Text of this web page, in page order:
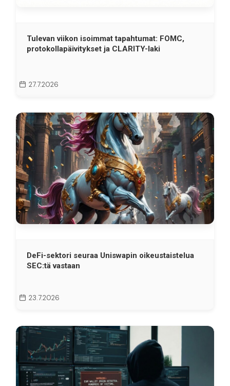
Tulevan viikon isoimmat tapahtumat: FOMC,
protokollapäivitykset ja CLARITY-laki
27.7.2026
DeFi-sektori seuraa Uniswapin oikeustaistelua
SEC:tä vastaan
23.7.2026